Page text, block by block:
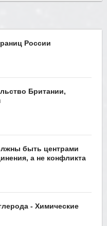
России
Британии,
быть центрами
а не конфликта
- Химические